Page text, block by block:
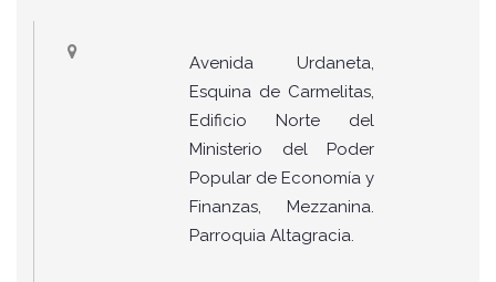
Avenida Urdaneta,
Esquina de Carmelitas,
Edificio Norte del
Ministerio del Poder
Popular de Economía y
Finanzas, Mezzanina.
Parroquia Altagracia.